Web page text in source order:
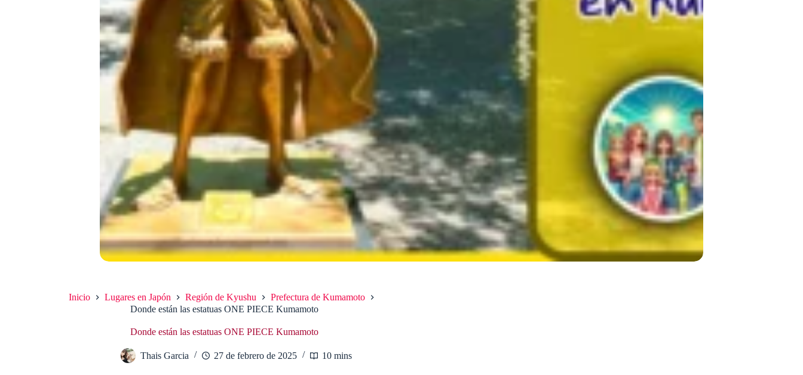
Inicio Lugares en Japón Región de Kyushu
Prefectura de Kumamoto
Donde están las estatuas ONE PIECE Kumamoto
Donde están las estatuas ONE PIECE Kumamoto
Thais Garcia 27 de febrero de 2025 10 mins